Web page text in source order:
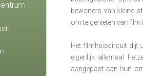
bewoners van kleine
om te genieten van
Het filmhuiscircuit dijt
eigenlijk allemaal
aangepast aan hun